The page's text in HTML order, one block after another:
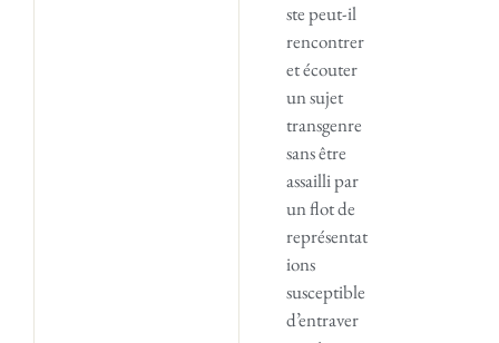
ste peut-il
rencontrer
et écouter
un sujet
transgenre
sans être
assailli par
un flot de
représentat
ions
susceptible
d’entraver